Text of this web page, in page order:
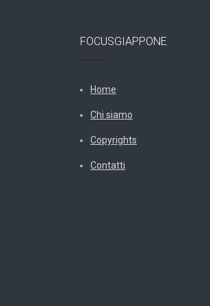
FOCUSGIAPPONE
Home
Chi siamo
Copyrights
Contatti